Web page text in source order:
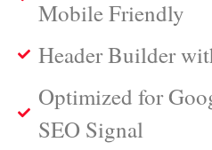
Mobile Friendly
Header Builder
Optimized for
SEO Signal